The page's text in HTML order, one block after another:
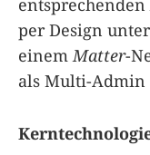
entsprechenden
per Design
einemMatter-
als Multi-Admin